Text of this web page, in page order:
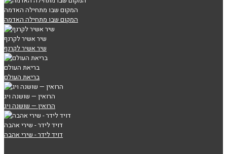
המקום שבו מתחילה האדמה
המקום שבו מתחילה האדמה
שיר אשיר לקרנף
שיר אשיר לקרנף
בריאת העולם
בריאת העולם
הרואין — שושנה ויג
הרואין — שושנה ויג
דויד לידר - שירי אהבה
דויד לידר - שירי אהבה